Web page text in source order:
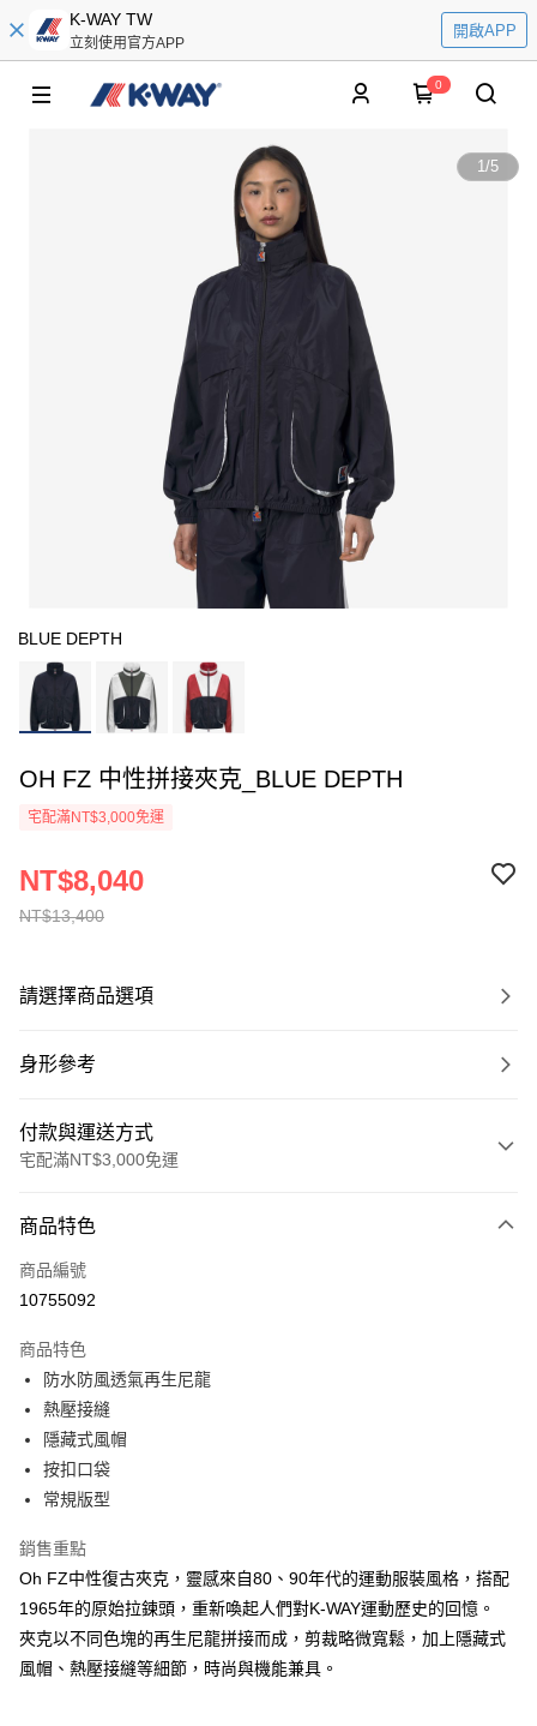
K-WAY TW
立刻使用官方APP
開啟APP
0
1/5
BLUE DEPTH
OH FZ 中性拼接夾克_BLUE DEPTH
宅配滿NT$3,000免運
NT$13,400
NT$8,040
請選擇商品選項
身形參考
付款與運送方式
宅配滿NT$3,000免運
信用卡一次付款
信用卡分期付款
合作金庫商業銀行
華南商業銀行
上海商業儲蓄銀行
國泰世華商業銀行
臺灣中小企業銀行
匯豐（台灣）商業銀行
聯邦商業銀行
元大商業銀行
台新國際商業銀行
中國信託商業銀行
台灣樂天信用卡公司
LINE Pay
Apple Pay
街口支付
悠遊付
全盈+PAY
AFTEE先享後付
相關說明
【關於「AFTEE先享後付」】
AFTEE先享後付是「在收到商品之後才付款」的支付方式。 讓您購物簡單
ATM付款
商品特色
商品編號
10755092
商品特色
防水防風透氣再生尼龍
熱壓接縫
隱藏式風帽
按扣口袋
常規版型
銷售重點
Oh FZ中性復古夾克，靈感來自80、90年代的運動服裝風格，搭配
1965年的原始拉鍊頭，重新喚起人們對K-WAY運動歷史的回憶。
夾克以不同色塊的再生尼龍拼接而成，剪裁略微寬鬆，加上隱藏式
風帽、熱壓接縫等細節，時尚與機能兼具。